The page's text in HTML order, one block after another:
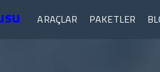
ARAÇLAR PAKETLER